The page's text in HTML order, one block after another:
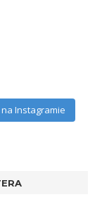
Instagramie